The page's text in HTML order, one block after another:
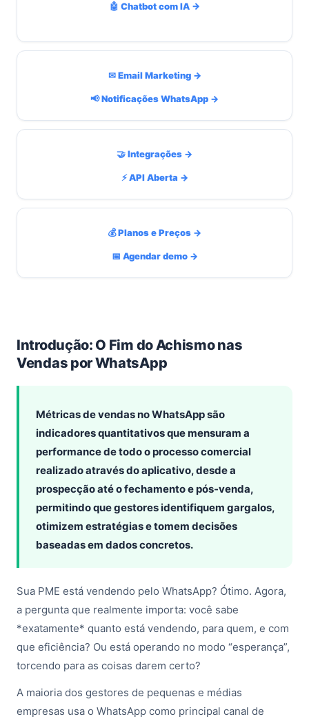
Introdução: O Fim do Achismo nas
Vendas por WhatsApp
Métricas de vendas no WhatsApp são
indicadores quantitativos que mensuram a
performance de todo o processo comercial
realizado através do aplicativo, desde a
prospecção até o fechamento e pós-venda,
permitindo que gestores identifiquem gargalos,
otimizem estratégias e tomem decisões
baseadas em dados concretos.
Sua PME está vendendo pelo WhatsApp? Ótimo. Agora,
a pergunta que realmente importa: você sabe
*exatamente* quanto está vendendo, para quem, e com
que eficiência? Ou está operando no modo “esperança”,
torcendo para as coisas darem certo?
A maioria dos gestores de pequenas e médias
empresas usa o WhatsApp como principal canal de
🤖 Chatbot com IA →
✉ Email Marketing →
📢 Notificações WhatsApp →
🤝 Integrações →
⚡ API Aberta →
💰 Planos e Preços →
📅 Agendar demo →